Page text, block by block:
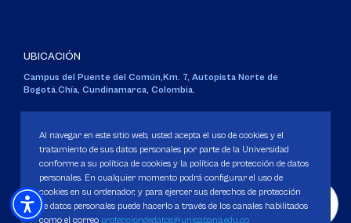
UBICACIÓN
Campus del Puente del Común, Km. 7, Autopista Norte de
Bogotá.Chía, Cundinamarca, Colombia.
Personería Jurídica:Resolución 130 del 14 de enero de 1980.
Ministerio de Educación Nacional.
Al navegar en este sitio web, usted acepta el uso de cookies y el
tratamiento de sus datos personales por parte de la Universidad
conforme a su política de cookies y la política de protección de datos
personales. En cualquier momento podrá configurar el uso de
cookies en su ordenador, y para ejercer sus derechos de protección
de datos personales puede hacerlo a través de los canales habilitados
como el correo protecciondedatos@unisabana.edu.co